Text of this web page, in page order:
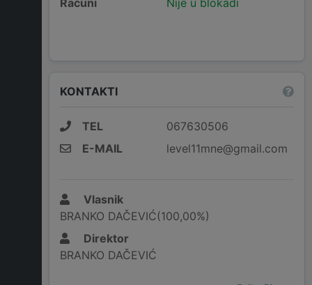
Računi Nije u blokadi
KONTAKTI
TEL
067630506
E-MAIL
level11mne@gmail.com
Vlasnik
BRANKO DAČEVIĆ(100,00%)
Direktor
BRANKO DAČEVIĆ